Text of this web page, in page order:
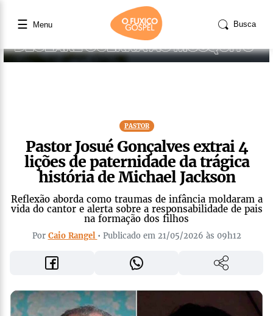
☰ Menu Busca
PASTOR
Pastor Josué Gonçalves extrai 4
lições de paternidade da trágica
história de Michael Jackson
Reflexão aborda como traumas de infância moldaram a
vida do cantor e alerta sobre a responsabilidade de pais
na formação dos filhos
Por Caio Rangel • Publicado em 21/05/2026 às 09h12